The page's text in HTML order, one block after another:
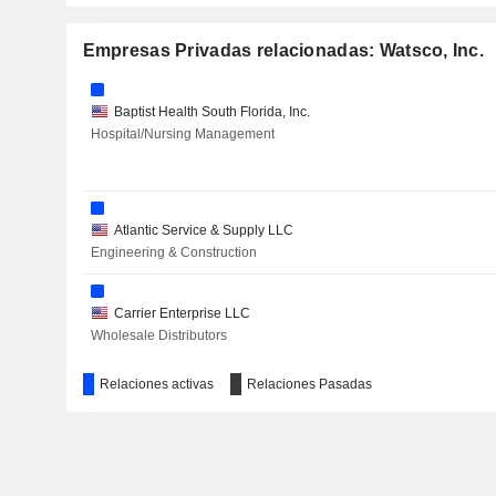
Empresas Privadas relacionadas: Watsco, Inc.
Baptist Health South Florida, Inc.
Hospital/Nursing Management
Atlantic Service & Supply LLC
Engineering & Construction
Carrier Enterprise LLC
Wholesale Distributors
Relaciones activas Relaciones Pasadas